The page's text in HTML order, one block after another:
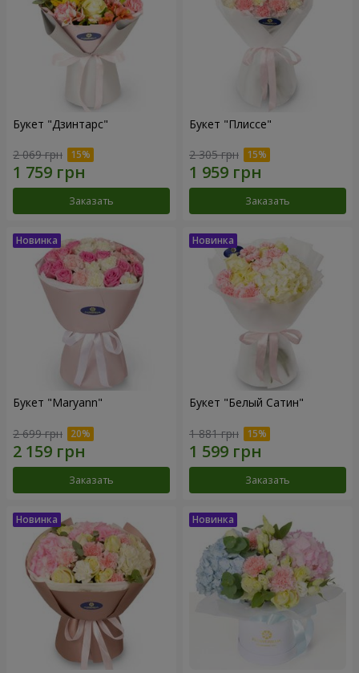
Букет "Дзинтарс"
2 069 грн
Заказать
Букет "Плиссе"
2 305 грн
Заказать
Букет "Maryann"
2 699 грн
Заказать
Букет "Белый Сатин"
1 881 грн
Заказать